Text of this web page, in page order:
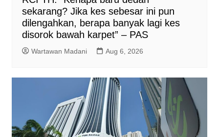
sekarang? Jika kes sebesar ini pun
dilengahkan, berapa banyak lagi kes
disorok bawah karpet” – PAS
Wartawan Madani Aug 6, 2026